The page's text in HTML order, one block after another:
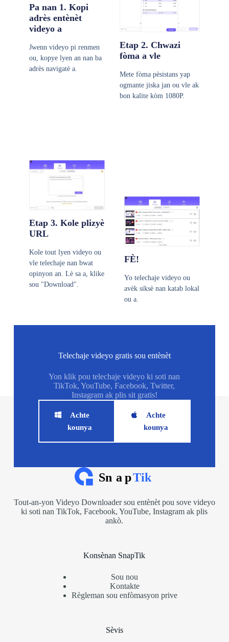
Pa nan 1. Kopi
adrès entènèt
videyo a
Jwenn videyo pi renmen
ou, kopye lyen an nan ba
adrès navigatè a.
Etap 2. Chwazi
fòma a vle
Mete fòma pèsistans yap
ogmante jiska jan ou vle ak
bon kalite kòm 1080P.
Etap 3. Kole plizyè
URL
Kole tout lyen videyo ou
vle telechaje nan bwat
opinyon an. Lè sa a, klike
sou "Download".
FÈ!
Yo telechaje videyo ou
avèk siksè nan katab lokal
ou a.
Telechaje videyo gratis sou entènèt
Yon klik pou telechaje videyo ki soti nan
TikTok, YouTube, Facebook, Twitter,
Instagram ak plis sit gratis!
Achte
kounya
Achte
kounya
Tout-an-yon Videyo Downloader sou entènèt pou sove videyo
ki soti nan TikTok, Facebook, YouTube, Instagram ak plis
ankò.
Konsènan SnapTik
Sou nou
Kontakte
Règleman sou enfòmasyon prive
Sèvis